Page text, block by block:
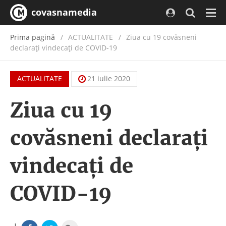
covasnamedia
Prima pagină ACTUALITATE / Ziua cu 19 covăsneni
declarați vindecați de COVID-19
ACTUALITATE 21 iulie 2020
Ziua cu 19
covăsneni declarați
vindecați de
COVID-19